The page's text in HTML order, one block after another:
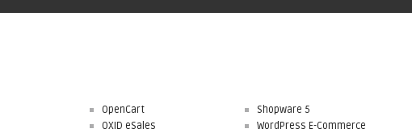
OpenCart
OXID eSales
Shopware 5
WordPress E-Commerce